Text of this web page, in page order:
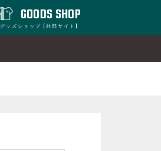
GOODS SHOP
グッズショップ [外部サイト]